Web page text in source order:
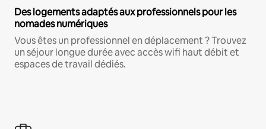
Des logements adaptés aux professionnels pour les
nomades numériques
Vous êtes un professionnel en déplacement ? Trouvez
un séjour longue durée avec accès wifi haut débit et
espaces de travail dédiés.